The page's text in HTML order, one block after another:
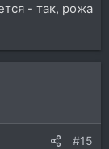
- так, рожа
#15